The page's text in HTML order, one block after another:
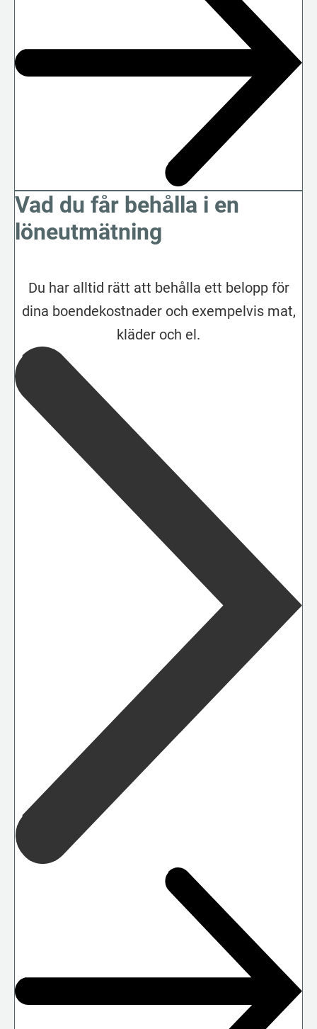
Vad du får behålla i en
löneutmätning
Du har alltid rätt att behålla ett belopp för
dina boendekostnader och exempelvis mat,
kläder och el.